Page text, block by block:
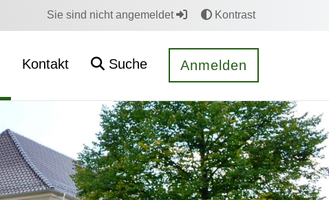
Sie sind nicht angemeldet Kontrast
Kontakt Suche Anmelden